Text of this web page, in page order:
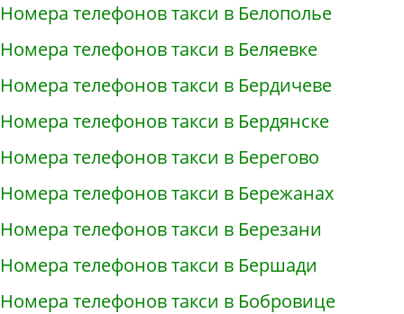
Номера телефонов такси в Белополье
Номера телефонов такси в Беляевке
Номера телефонов такси в Бердичеве
Номера телефонов такси в Бердянске
Номера телефонов такси в Берегово
Номера телефонов такси в Бережанах
Номера телефонов такси в Березани
Номера телефонов такси в Бершади
Номера телефонов такси в Бобровице